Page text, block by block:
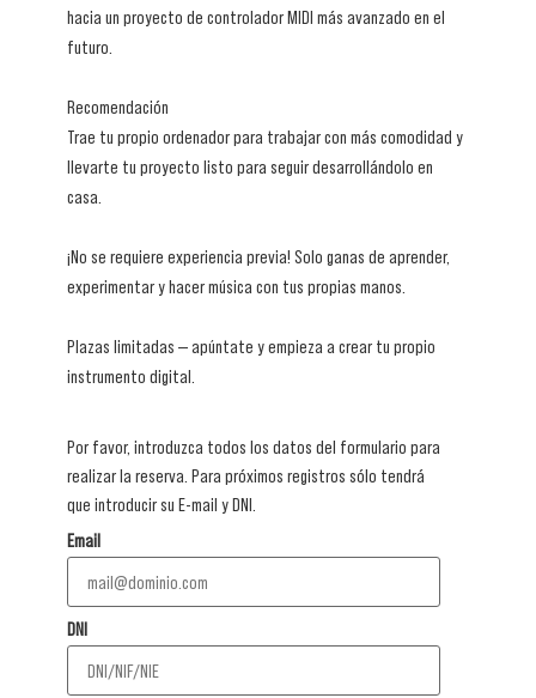
hacia un proyecto de controlador MIDI más avanzado en el
futuro.
Recomendación
Trae tu propio ordenador para trabajar con más comodidad y
llevarte tu proyecto listo para seguir desarrollándolo en
casa.
¡No se requiere experiencia previa! Solo ganas de aprender,
experimentar y hacer música con tus propias manos.
Plazas limitadas — apúntate y empieza a crear tu propio
instrumento digital.
Por favor, introduzca todos los datos del formulario para
realizar la reserva. Para próximos registros sólo tendrá
que introducir su E-mail y DNI.
Email
DNI